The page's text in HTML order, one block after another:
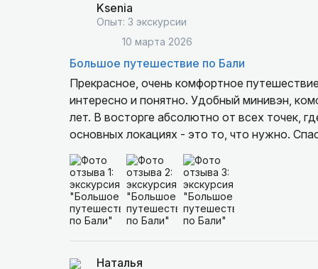
Ksenia
Опыт: 3 экскурсии
10 марта 2026
Большое путешествие по Бали
Прекрасное, очень комфортное
интересно и понятно. Удобный минивэн,
лет. В восторге абсолютно от всех точек,
основных локациях - это то, что нужно.
Наталья